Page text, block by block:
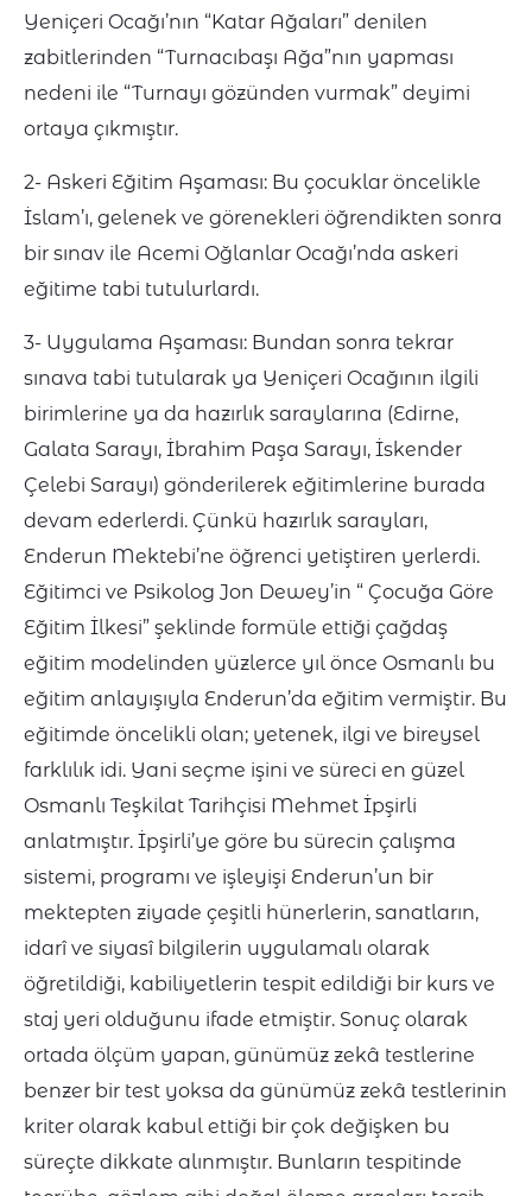
Yeniçeri Ocağı’nın “Katar Ağaları” denilen
zabitlerinden “Turnacıbaşı Ağa”nın yapması
nedeni ile “Turnayı gözünden vurmak” deyimi
ortaya çıkmıştır.
2- Askeri Eğitim Aşaması: Bu çocuklar öncelikle
İslam’ı, gelenek ve görenekleri öğrendikten sonra
bir sınav ile Acemi Oğlanlar Ocağı’nda askeri
eğitime tabi tutulurlardı.
3- Uygulama Aşaması: Bundan sonra tekrar
sınava tabi tutularak ya Yeniçeri Ocağının ilgili
birimlerine ya da hazırlık saraylarına (Edirne,
Galata Sarayı, İbrahim Paşa Sarayı, İskender
Çelebi Sarayı) gönderilerek eğitimlerine burada
devam ederlerdi. Çünkü hazırlık sarayları,
Enderun Mektebi’ne öğrenci yetiştiren yerlerdi.
Eğitimci ve Psikolog Jon Dewey’in “ Çocuğa Göre
Eğitim İlkesi” şeklinde formüle ettiği çağdaş
eğitim modelinden yüzlerce yıl önce Osmanlı bu
eğitim anlayışıyla Enderun’da eğitim vermiştir. Bu
eğitimde öncelikli olan; yetenek, ilgi ve bireysel
farklılık idi. Yani seçme işini ve süreci en güzel
Osmanlı Teşkilat Tarihçisi Mehmet İpşirli
anlatmıştır. İpşirli’ye göre bu sürecin çalışma
sistemi, programı ve işleyişi Enderun’un bir
mektepten ziyade çeşitli hünerlerin, sanatların,
idarî ve siyasî bilgilerin uygulamalı olarak
öğretildiği, kabiliyetlerin tespit edildiği bir kurs ve
staj yeri olduğunu ifade etmiştir. Sonuç olarak
ortada ölçüm yapan, günümüz zekâ testlerine
benzer bir test yoksa da günümüz zekâ testlerinin
kriter olarak kabul ettiği bir çok değişken bu
süreçte dikkate alınmıştır. Bunların tespitinde